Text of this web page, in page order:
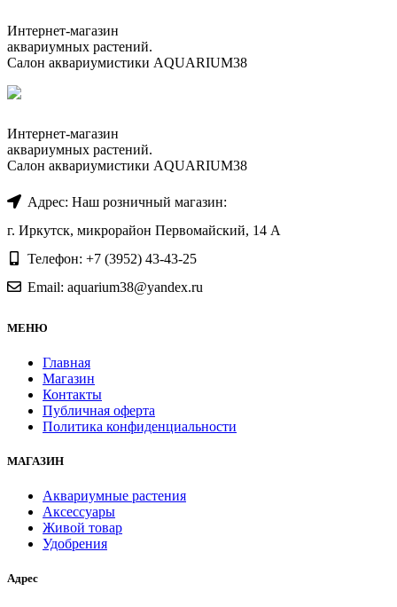
Интернет-магазин
аквариумных растений.
Салон аквариумистики AQUARIUM38
Интернет-магазин
аквариумных растений.
Салон аквариумистики AQUARIUM38
Адрес: Наш розничный магазин:
г. Иркутск, микрорайон Первомайский, 14 А
Телефон: +7 (3952) 43-43-25
Email: aquarium38@yandex.ru
МЕНЮ
Главная
Магазин
Контакты
Публичная оферта
Политика конфиденциальности
МАГАЗИН
Аквариумные растения
Аксессуары
Живой товар
Удобрения
Адрес